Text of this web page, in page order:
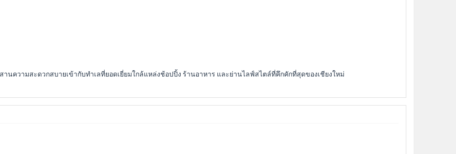
นความสะดวกสบายเข้ากับทำเลที่ยอดเยี่ยมใกล้แหล่งช้อปปิ้ง ร้านอาหาร และย่านไลฟ์สไตล์ที่คึกคักที่สุดของเชียงใหม่